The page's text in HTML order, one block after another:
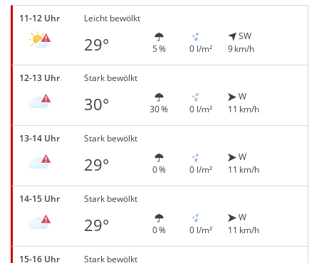
11-12 Uhr Leicht bewölkt
29° 5 % 0 l/m²
SW
9 km/h
12-13 Uhr Stark bewölkt
30° 30 % 0 l/m²
W
11 km/h
13-14 Uhr Stark bewölkt
29° 0 % 0 l/m²
W
11 km/h
14-15 Uhr Stark bewölkt
29° 0 % 0 l/m²
W
11 km/h
15-16 Uhr Stark bewölkt